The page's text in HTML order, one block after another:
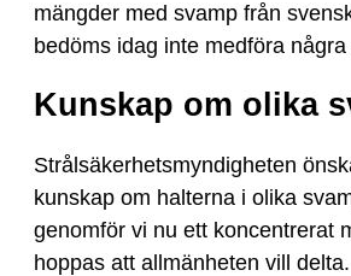
mängder med svamp från
bedöms idag inte medföra
Kunskap om olika
Strålsäkerhetsmyndigheten
kunskap om halterna i olika
genomför vi nu ett koncentrerat
hoppas att allmänheten vill delta.